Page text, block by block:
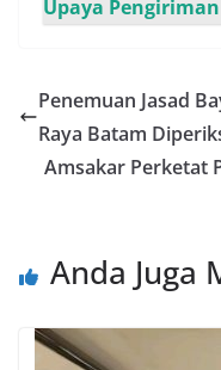
Upaya
Penemuan Jasad
Raya Batam
Amsakar Perketat
Anda Juga